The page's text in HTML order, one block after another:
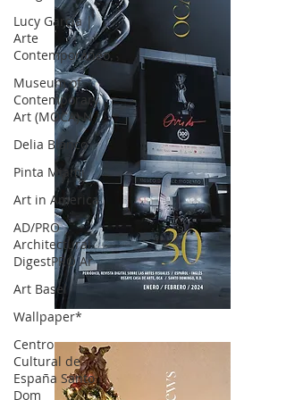
Lucy García |
Arte
Contemporáneo.
Museum of
Contemporary
Art (MOCA) N
Delia Blanco
Pinta Miami
Art in America
AD/PRO
Architectural
DigestPRO Ar
Art Basel
Wallpaper*
Centro
Cultural de
España Santo
Dom
OCA|News 30 /Enero-Febrero / 2024